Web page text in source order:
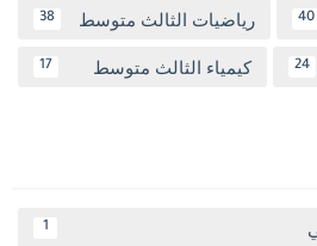
40 رياضيات الثالث متوسط 38
24 كيمياء الثالث متوسط 17
1